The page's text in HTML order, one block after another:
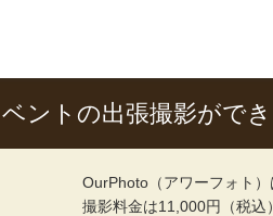
ントの出張撮影がで
OurPhoto（アワーフォト
撮影料金は11,000円（税込